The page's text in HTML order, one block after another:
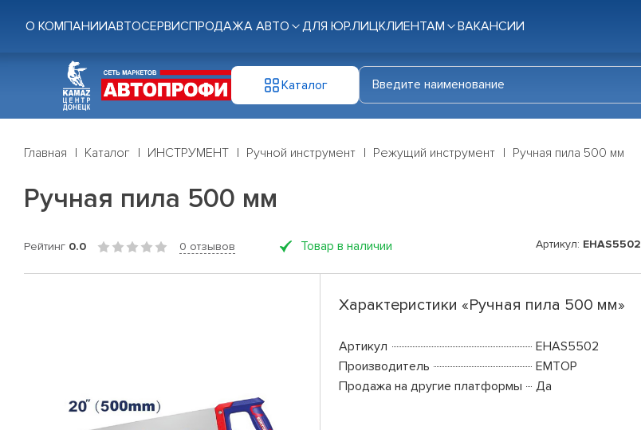
О КОМПАНИИАВТОСЕРВИСПРОДАЖА АВТО ДЛЯ ЮР.ЛИЦКЛИЕНТАМ ВАКАНСИИ
Каталог
Главная Каталог ИНСТРУМЕНТ Ручной инструмент Режущий инструмент Ручная пила 500 мм
Ручная пила 500 мм
Рейтинг 0.0 0 отзывов Товар в наличии Артикул: EHAS5502
Характеристики «Ручная пила 500 мм»
Артикул
EHAS5502
Производитель
EMTOP
Продажа на другие платформы
Да